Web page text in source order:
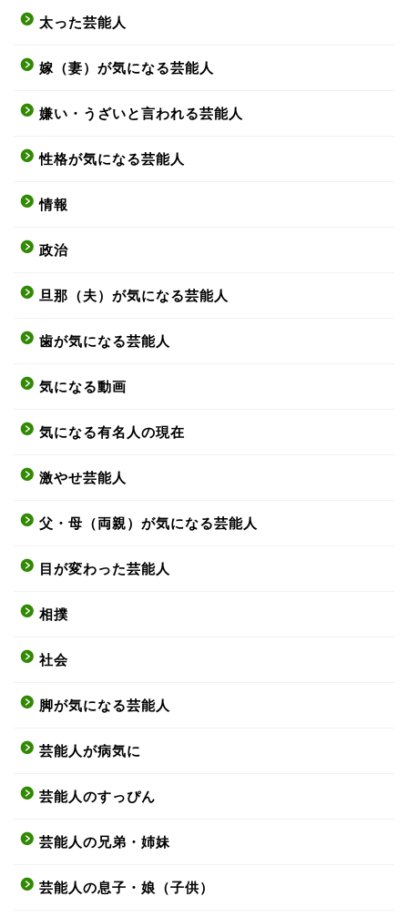
太った芸能人
嫁（妻）が気になる芸能人
嫌い・うざいと言われる芸能人
性格が気になる芸能人
情報
政治
旦那（夫）が気になる芸能人
歯が気になる芸能人
気になる動画
気になる有名人の現在
激やせ芸能人
父・母（両親）が気になる芸能人
目が変わった芸能人
相撲
社会
脚が気になる芸能人
芸能人が病気に
芸能人のすっぴん
芸能人の兄弟・姉妹
芸能人の息子・娘（子供）